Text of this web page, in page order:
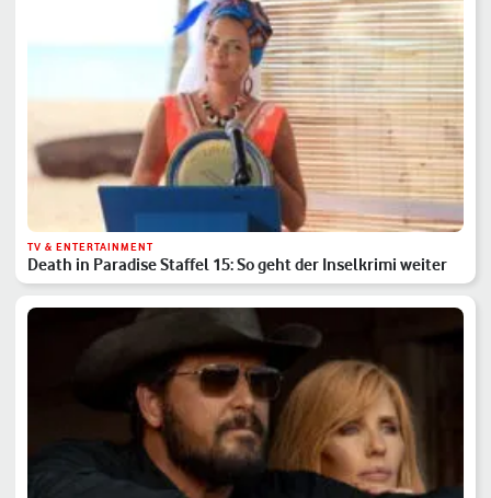
TV & ENTERTAINMENT
Death in Paradise Staffel 15: So geht der Inselkrimi weiter